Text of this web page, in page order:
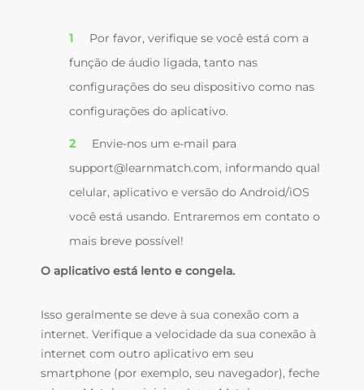
Por favor, verifique se você está com a
função de áudio ligada, tanto nas
configurações do seu dispositivo como nas
configurações do aplicativo.
Envie-nos um e-mail para
support@learnmatch.com, informando qual
celular, aplicativo e versão do Android/iOS
você está usando. Entraremos em contato o
mais breve possível!
O aplicativo está lento e congela.
Isso geralmente se deve à sua conexão com a
internet. Verifique a velocidade da sua conexão à
internet com outro aplicativo em seu
smartphone (por exemplo, seu navegador), feche